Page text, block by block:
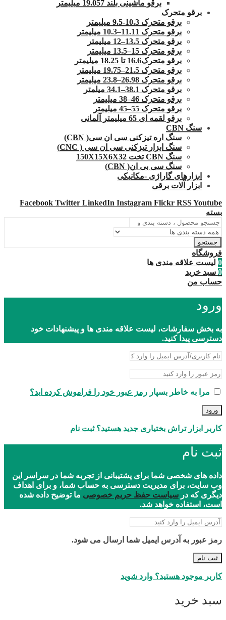
برقو ماشینی بلند 19.057 میلیمتر
برقو متحرک
برقو متحرک 10.3-9.5 میلیمتر
برقو متحرک 11.11–10.3 میلیمتر
برقو متحرک 13.5–12 میلیمتر
برقو متحرک 15–13.5 میلیمتر
برقو متحرک16.6 تا 18.25 میلیمتر
برقو متحرک 21.5–19.75 میلیمتر
برقو متحرک 26.98–23.8 میلیمتر
برقو متحرک 38.1–34.1 میلمتر
برقو متحرک 46–38 میلیمتر
برقو متحرک 55–45 میلیمتر
برقو لقمه ای 65 میلیمتر آلمانی
سنگ CBN
سنگ اره تیزکنی سی ان سی( CBN)
سنگ ابزار تیزکنی سی ان سی ( CNC)
سنگ CBN تخت 150X15X6X32
سنگ سی بی ان( CBN)
ابزارهای گاراژی -مکانیکی
ابزار آلات برقی
Facebook Twitter LinkedIn Instagram Flickr RSSYoutube
بسته
جستجو
فروشگاه
0 لیست علاقه مندی ها
0 سبد خرید
حساب من
ورود
به بخش سفارشات، لیست علاقه مندی ها و پیشنهادات خود
دسترسی پیدا کنید.
مرا به خاطر بسپار رمز عبور خود را فراموش کرده اید؟
ورود
کاربر ابزار تراش بختیاری جدید هستید؟ ثبت نام
ثبت نام
داده های شخصی شما برای پشتیبانی از تجربه شما در سراسر این
وب سایت، برای مدیریت دسترسی به حساب شما، و برای اهداف
دیگری که در سیاست حفظ حریم خصوصی ما توضیح داده شده
است، استفاده خواهد شد.
رمز عبور به آدرس ایمیل شما ارسال می شود.
ثبت نام
کاربر موجود هستید؟ وارد شوید
سبد خرید